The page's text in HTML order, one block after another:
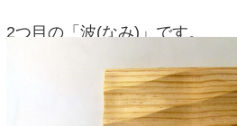
2つ目の「波(なみ)」です。